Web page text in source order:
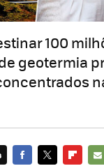
100
geotermia